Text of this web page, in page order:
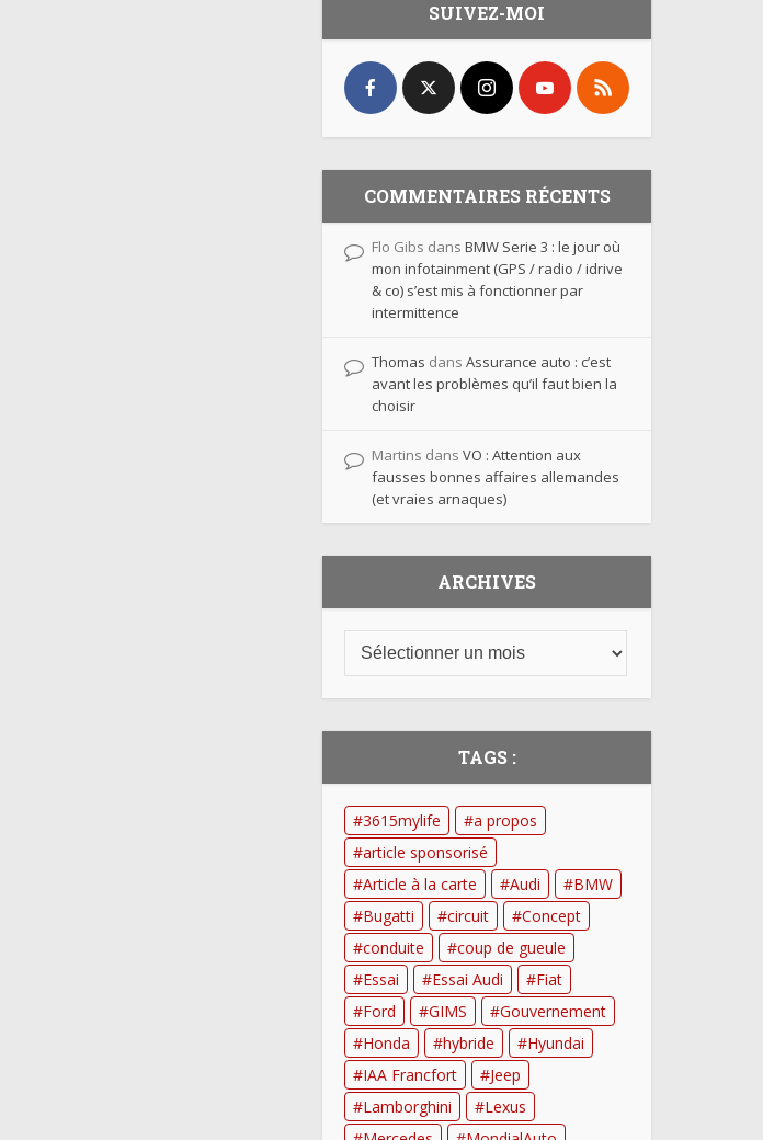
SUIVEZ-MOI
COMMENTAIRES RÉCENTS
Flo Gibs dans BMW Serie 3 : le jour où
mon infotainment (GPS / radio / idrive
& co) s’est mis à fonctionner par
intermittence
Thomas dans Assurance auto : c’est
avant les problèmes qu’il faut bien la
choisir
Martins dans VO : Attention aux
fausses bonnes affaires allemandes
(et vraies arnaques)
ARCHIVES
TAGS :
3615mylife
a propos
article sponsorisé
Article à la carte
Audi
BMW
Bugatti
circuit
Concept
conduite
coup de gueule
Essai
Essai Audi
Fiat
Ford
GIMS
Gouvernement
Honda
hybride
Hyundai
IAA Francfort
Jeep
Lamborghini
Lexus